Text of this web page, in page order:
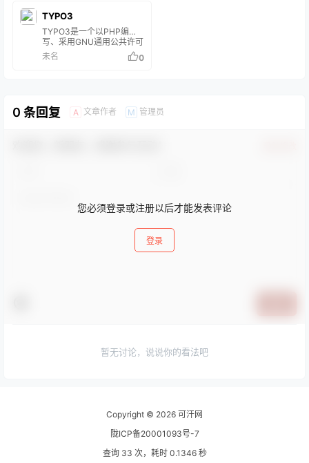
TYPO3
TYPO3是一个以PHP编
写、采用GNU通用公共许可
证的自由、开源的内容管理
系统。它可在众多操作系统
未名 0
0 条回复 A 文章作者 M 管理员
您必须登录或注册以后才能发表评论
登录
暂无讨论，说说你的看法吧
Copyright © 2026 可汗网
陇ICP备20001093号-7
查询 33 次，耗时 0.1346 秒